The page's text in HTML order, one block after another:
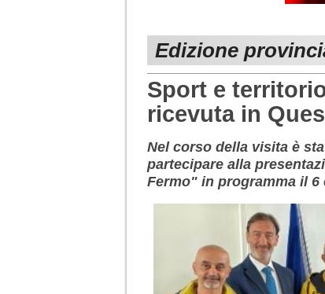
Edizione
Sport e
ricevuta in
Nel corso della visita è
partecipare alla
Fermo" in programma il 6